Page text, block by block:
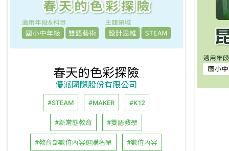
春天的色彩探險
優派國際股份有限公司
#STEAM #MAKER #K12
#新常態教育 #雙語教學
#教育部數位內容選購名單 #數位內容